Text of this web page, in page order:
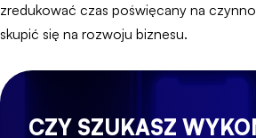
zredukować czas poświęcany na
skupić się na rozwoju biznesu.
CZY SZUKASZ